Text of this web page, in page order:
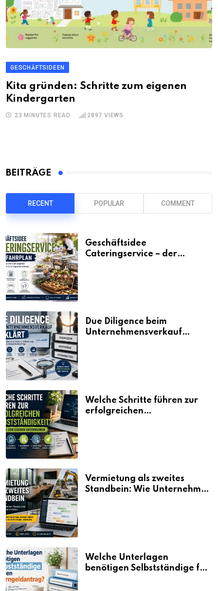
GESCHÄFTSIDEEN
Kita gründen: Schritte zum eigenen
Kindergarten
23 MINUTES READ 2897 VIEWS
BEITRÄGE
RECENT POPULAR COMMENT
Geschäftsidee
Cateringservice – der
Due Diligence beim
Unternehmensverkauf
Welche Schritte führen zur
erfolgreichen
Vermietung als zweites
Standbein: Wie Unternehmen
Welche Unterlagen
benötigen Selbstständige für